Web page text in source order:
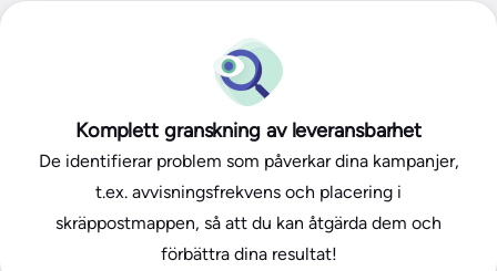
Komplett granskning av leveransbarhet
De identifierar problem som påverkar dina kampanjer,
t.ex. avvisningsfrekvens och placering i
skräppostmappen, så att du kan åtgärda dem och
förbättra dina resultat!